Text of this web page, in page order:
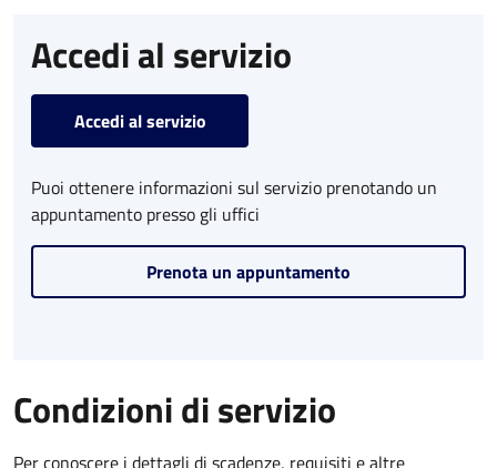
Accedi al servizio
Accedi al servizio
Puoi ottenere informazioni sul servizio prenotando un
appuntamento presso gli uffici
Prenota un appuntamento
Condizioni di servizio